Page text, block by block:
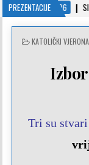
PREZENTACIJE
2022-10-26
POSTED
KATOLIČKI
Tri su